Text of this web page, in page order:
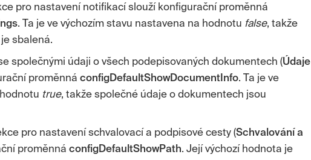
pro nastavení notifikací slouží konfigurační proměnná
. Ta je ve výchozím stavu nastavena na hodnotu false, takže
sbalená.
společnými údaji o všech podepisovaných dokumentech (Údaje
proměnná configDefaultShowDocumentInfo. Ta je ve
true, takže společné údaje o dokumentech jsou
pro nastavení schvalovací a podpisové cesty (Schvalování a
proměnná configDefaultShowPath. Její výchozí hodnota je